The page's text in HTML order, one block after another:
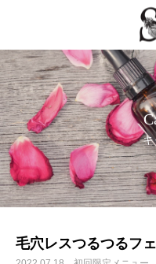
キ
毛穴レスつるつるフ